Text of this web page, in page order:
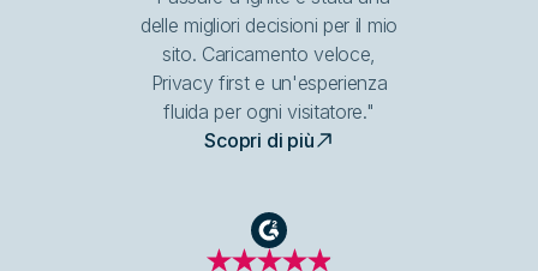
delle migliori decisioni per il mio
sito. Caricamento veloce,
Privacy first e un'esperienza
fluida per ogni visitatore."
Scopri di più
G2